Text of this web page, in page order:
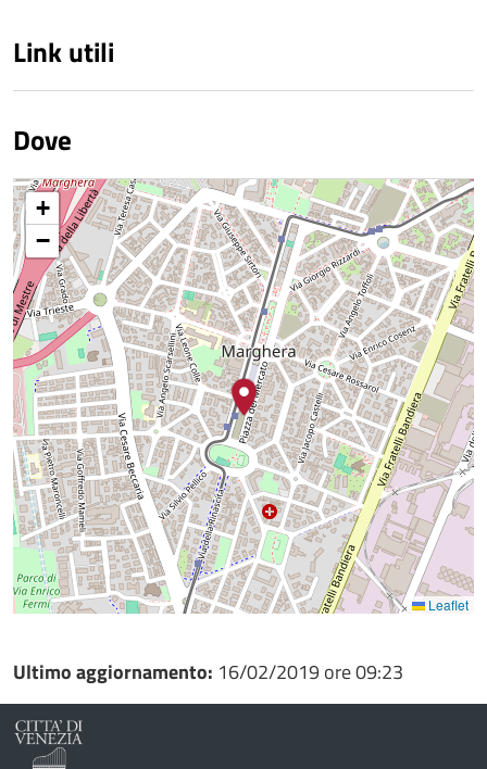
Link utili
Dove
+
−
Leaflet
Ultimo aggiornamento: 16/02/2019 ore 09:23